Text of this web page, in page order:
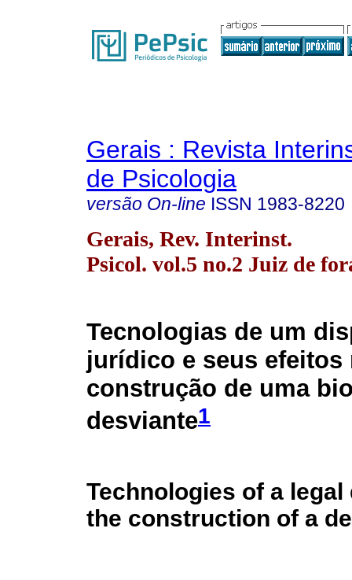
Gerais : Revista
de Psicologia
versão On-line ISSN 1983-8220
Gerais, Rev. Interinst.
Psicol. vol.5 no.2 Juiz de
Tecnologias de um
jurídico e seus efeitos
construção de uma
desviante1
Technologies of a
the construction of a